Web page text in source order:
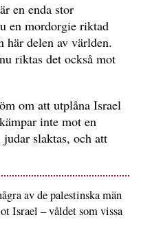
en enda stor
en mordorgie riktad
här delen av världen.
riktas det också mot
om att utplåna Israel
inte mot en
slaktas, och att
av de palestinska män
Israel – våldet som vissa